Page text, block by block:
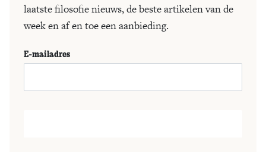
laatste filosofie nieuws, de beste artikelen van de
week en af en toe een aanbieding.
E-mailadres